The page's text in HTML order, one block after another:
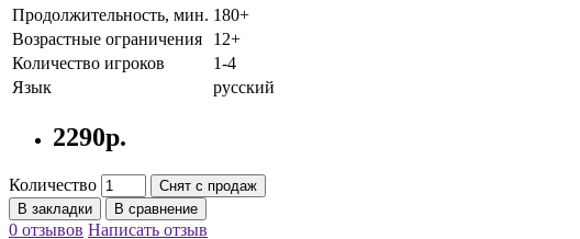
Продолжительность, мин. 180+
Возрастные ограничения
12+
Количество игроков
1-4
Язык
русский
2290р.
Количество
Снят с продаж
В закладки
В сравнение
0 отзывов Написать отзыв